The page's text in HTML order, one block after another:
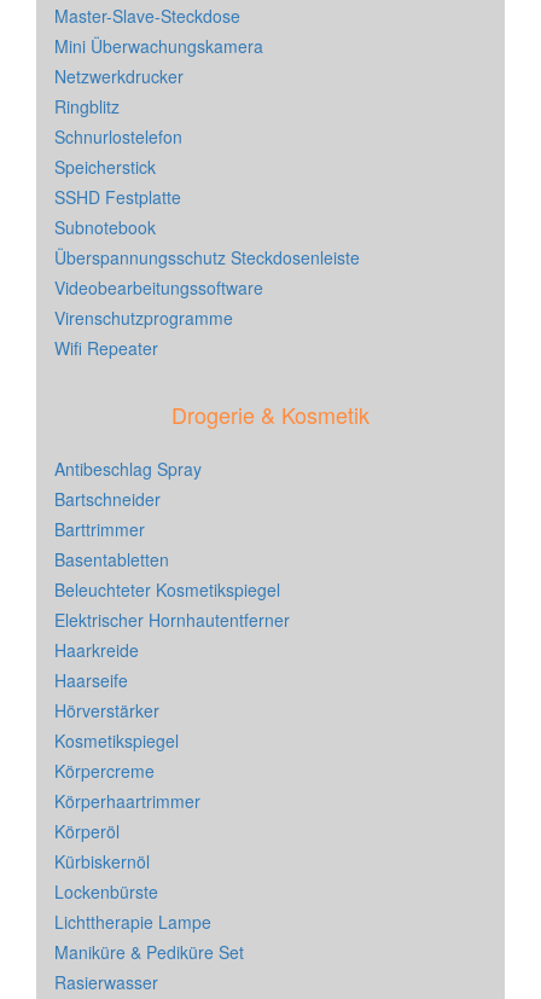
Master-Slave-Steckdose
Mini Überwachungskamera
Netzwerkdrucker
Ringblitz
Schnurlostelefon
Speicherstick
SSHD Festplatte
Subnotebook
Überspannungsschutz Steckdosenleiste
Videobearbeitungssoftware
Virenschutzprogramme
Wifi Repeater
Drogerie & Kosmetik
Antibeschlag Spray
Bartschneider
Barttrimmer
Basentabletten
Beleuchteter Kosmetikspiegel
Elektrischer Hornhautentferner
Haarkreide
Haarseife
Hörverstärker
Kosmetikspiegel
Körpercreme
Körperhaartrimmer
Körperöl
Kürbiskernöl
Lockenbürste
Lichttherapie Lampe
Maniküre & Pediküre Set
Rasierwasser